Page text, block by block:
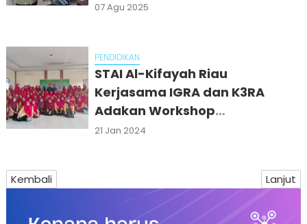
07 Agu 2025
PENDIDIKAN
STAI Al-Kifayah Riau
Kerjasama IGRA dan K3RA
Adakan Workshop
Peningkatan Kompetensi Guru
21 Jan 2024
Kembali Lanjut